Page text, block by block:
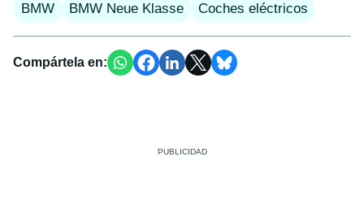
BMW BMW Neue Klasse Coches eléctricos
Compártela en: